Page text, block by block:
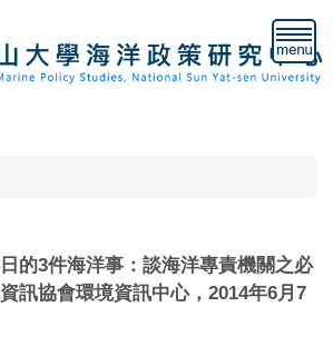
的3件海洋事：談海洋專責機關之必
訊協會環境資訊中心，2014年6月7